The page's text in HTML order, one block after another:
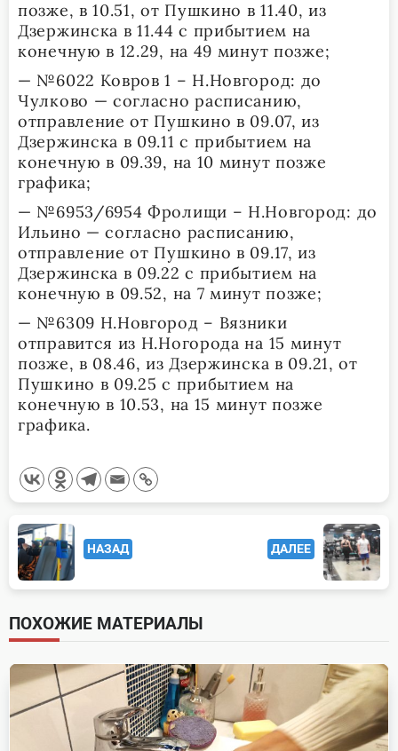
позже, в 10.51, от Пушкино в 11.40, из
Дзержинска в 11.44 с прибытием на
конечную в 12.29, на 49 минут позже;
— №6022 Ковров 1 – Н.Новгород: до
Чулково — согласно расписанию,
отправление от Пушкино в 09.07, из
Дзержинска в 09.11 с прибытием на
конечную в 09.39, на 10 минут позже
графика;
— №6953/6954 Фролищи – Н.Новгород: до
Ильино — согласно расписанию,
отправление от Пушкино в 09.17, из
Дзержинска в 09.22 с прибытием на
конечную в 09.52, на 7 минут позже;
— №6309 Н.Новгород – Вязники
отправится из Н.Ногорода на 15 минут
позже, в 08.46, из Дзержинска в 09.21, от
Пушкино в 09.25 с прибытием на
конечную в 10.53, на 15 минут позже
графика.
<span
class="nav-
subtitle
screen-
reader-
text">Page</span>
НАЗАД ДАЛЕЕ
ПОХОЖИЕ МАТЕРИАЛЫ